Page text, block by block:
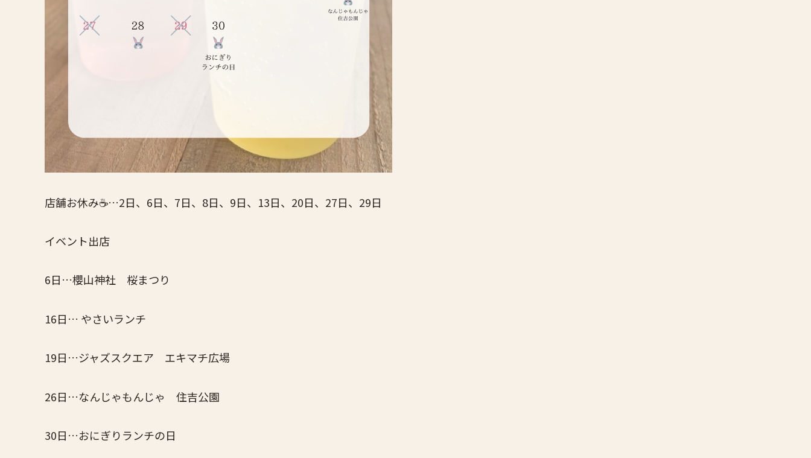
店舗お休み☕️…2日、6日、7日、8日、9日、13日、20日、27日、29日
イベント出店
6日…櫻山神社 桜まつり
16日… やさいランチ
19日…ジャズスクエア エキマチ広場
26日…なんじゃもんじゃ 住吉公園
30日…おにぎりランチの日